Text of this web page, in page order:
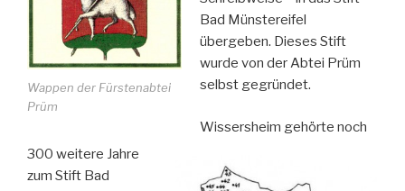
Wappen der Fürstenabtei
Prüm
Bad Münstereifel
übergeben. Dieses Stift
wurde von der Abtei Prüm
selbst gegründet.
Wissersheim gehörte noch
300 weitere Jahre
zum Stift Bad